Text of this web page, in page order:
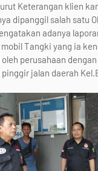
Keterangan klien
dipanggil salah satu
adanya
Tangki yang ia
perusahaan
jalan daerah